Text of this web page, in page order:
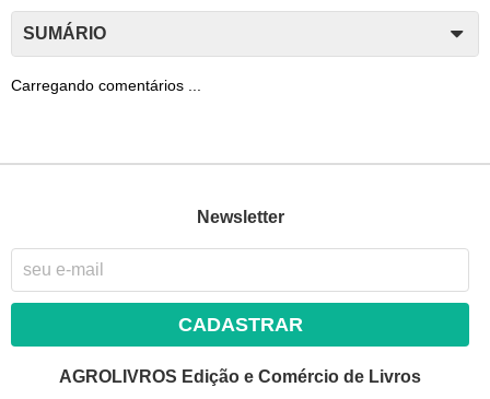
SUMÁRIO
Carregando comentários ...
Newsletter
CADASTRAR
AGROLIVROS Edição e Comércio de Livros